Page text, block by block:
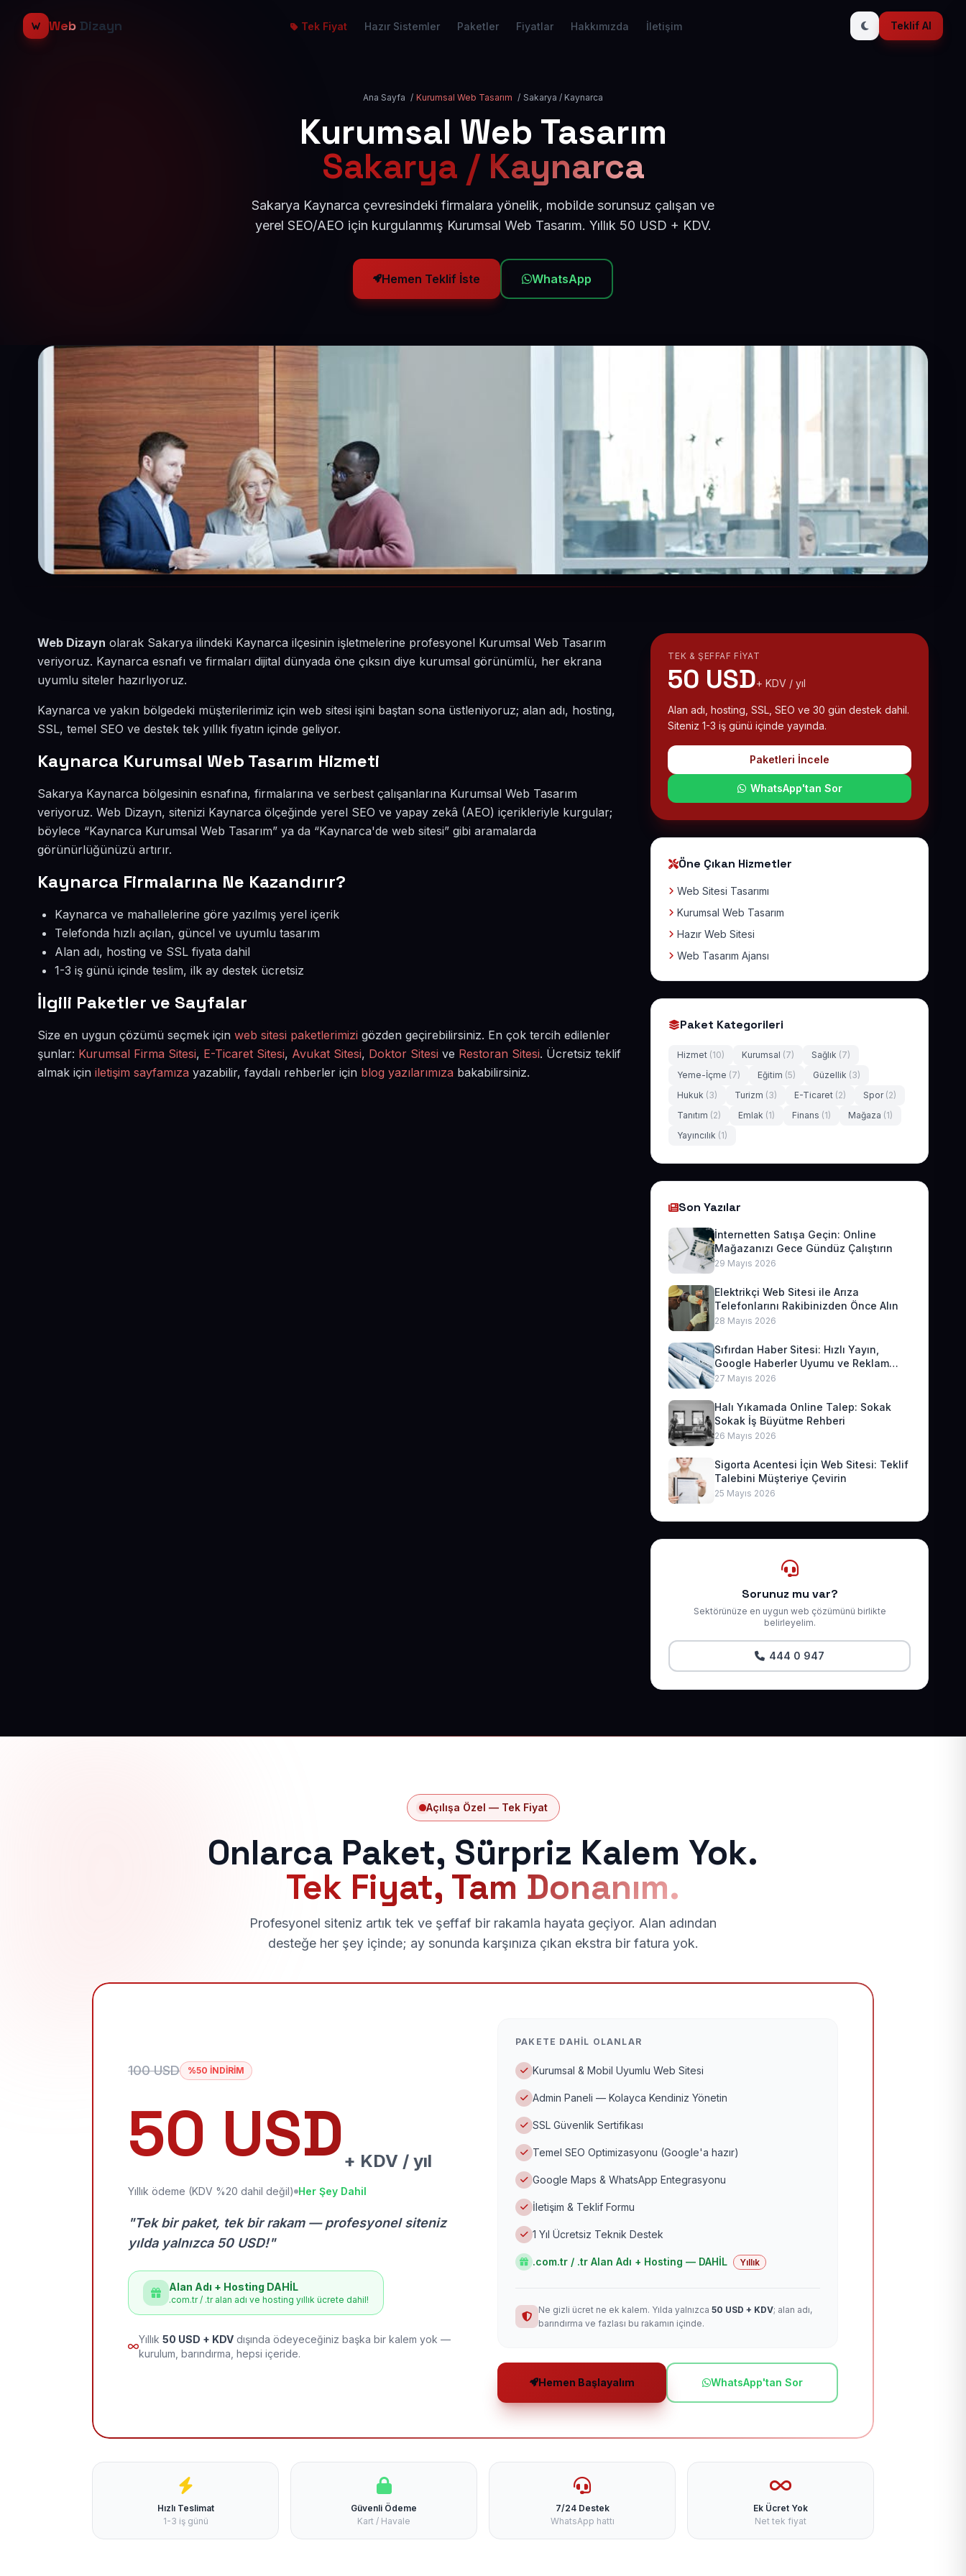
Web Dizayn Tek Fiyat Hazır Sistemler Paketler Fiyatlar Hakkımızda İletişim Teklif Al
Ana Sayfa / Kurumsal Web Tasarım / Sakarya / Kaynarca
Kurumsal Web Tasarım
Sakarya / Kaynarca
Sakarya Kaynarca çevresindeki firmalara yönelik, mobilde sorunsuz çalışan ve
yerel SEO/AEO için kurgulanmış Kurumsal Web Tasarım. Yıllık 50 USD + KDV.
Hemen Teklif İste WhatsApp
Web Dizayn olarak Sakarya ilindeki Kaynarca ilçesinin işletmelerine profesyonel Kurumsal Web Tasarım
veriyoruz. Kaynarca esnafı ve firmaları dijital dünyada öne çıksın diye kurumsal görünümlü, her ekrana
uyumlu siteler hazırlıyoruz.
Kaynarca ve yakın bölgedeki müşterilerimiz için web sitesi işini baştan sona üstleniyoruz; alan adı, hosting,
SSL, temel SEO ve destek tek yıllık fiyatın içinde geliyor.
Kaynarca Kurumsal Web Tasarım Hizmeti
Sakarya Kaynarca bölgesinin esnafına, firmalarına ve serbest çalışanlarına Kurumsal Web Tasarım
veriyoruz. Web Dizayn, sitenizi Kaynarca ölçeğinde yerel SEO ve yapay zekâ (AEO) içerikleriyle kurgular;
böylece “Kaynarca Kurumsal Web Tasarım” ya da “Kaynarca'de web sitesi” gibi aramalarda
görünürlüğünüzü artırır.
Kaynarca Firmalarına Ne Kazandırır?
Kaynarca ve mahallelerine göre yazılmış yerel içerik
Telefonda hızlı açılan, güncel ve uyumlu tasarım
Alan adı, hosting ve SSL fiyata dahil
1-3 iş günü içinde teslim, ilk ay destek ücretsiz
İlgili Paketler ve Sayfalar
Size en uygun çözümü seçmek için web sitesi paketlerimizi gözden geçirebilirsiniz. En çok tercih edilenler
şunlar: Kurumsal Firma Sitesi, E-Ticaret Sitesi, Avukat Sitesi, Doktor Sitesi ve Restoran Sitesi. Ücretsiz teklif
almak için iletişim sayfamıza yazabilir, faydalı rehberler için blog yazılarımıza bakabilirsiniz.
TEK & ŞEFFAF FIYAT
50 USD+ KDV / yıl
Alan adı, hosting, SSL, SEO ve 30 gün destek dahil.
Siteniz 1-3 iş günü içinde yayında.
Paketleri İncele
WhatsApp'tan Sor
Öne Çıkan Hizmetler
Web Sitesi Tasarımı
Kurumsal Web Tasarım
Hazır Web Sitesi
Web Tasarım Ajansı
Paket Kategorileri
Hizmet (10) Kurumsal (7) Sağlık (7)
Yeme-İçme (7) Eğitim (5) Güzellik (3)
Hukuk (3) Turizm (3) E-Ticaret (2) Spor (2)
Tanıtım (2) Emlak (1) Finans (1) Mağaza (1)
Yayıncılık (1)
Son Yazılar
İnternetten Satışa Geçin: Online
Mağazanızı Gece Gündüz Çalıştırın
29 Mayıs 2026
Elektrikçi Web Sitesi ile Arıza
Telefonlarını Rakibinizden Önce Alın
28 Mayıs 2026
Sıfırdan Haber Sitesi: Hızlı Yayın,
Google Haberler Uyumu ve Reklam
Geliri
27 Mayıs 2026
Halı Yıkamada Online Talep: Sokak
Sokak İş Büyütme Rehberi
26 Mayıs 2026
Sigorta Acentesi İçin Web Sitesi: Teklif
Talebini Müşteriye Çevirin
25 Mayıs 2026
Sorunuz mu var?
Sektörünüze en uygun web çözümünü birlikte
belirleyelim.
444 0 947
Açılışa Özel — Tek Fiyat
Onlarca Paket, Sürpriz Kalem Yok.
Tek Fiyat, Tam Donanım.
Profesyonel siteniz artık tek ve şeffaf bir rakamla hayata geçiyor. Alan adından
desteğe her şey içinde; ay sonunda karşınıza çıkan ekstra bir fatura yok.
100 USD %50 İNDİRİM
50 USD + KDV / yıl
Yıllık ödeme (KDV %20 dahil değil) Her Şey Dahil
"Tek bir paket, tek bir rakam — profesyonel siteniz
yılda yalnızca 50 USD!"
Alan Adı + Hosting DAHİL
.com.tr / .tr alan adı ve hosting yıllık ücrete dahil!
Yıllık 50 USD + KDV dışında ödeyeceğiniz başka bir kalem yok —
kurulum, barındırma, hepsi içeride.
PAKETE DAHIL OLANLAR
Kurumsal & Mobil Uyumlu Web Sitesi
Admin Paneli — Kolayca Kendiniz Yönetin
SSL Güvenlik Sertifikası
Temel SEO Optimizasyonu (Google'a hazır)
Google Maps & WhatsApp Entegrasyonu
İletişim & Teklif Formu
1 Yıl Ücretsiz Teknik Destek
.com.tr / .tr Alan Adı + Hosting — DAHİL Yıllık
Ne gizli ücret ne ek kalem. Yılda yalnızca 50 USD + KDV; alan adı,
barındırma ve fazlası bu rakamın içinde.
Hemen Başlayalım WhatsApp'tan Sor
Hızlı Teslimat
1-3 iş günü
Güvenli Ödeme
Kart / Havale
7/24 Destek
WhatsApp hattı
Ek Ücret Yok
Net tek fiyat